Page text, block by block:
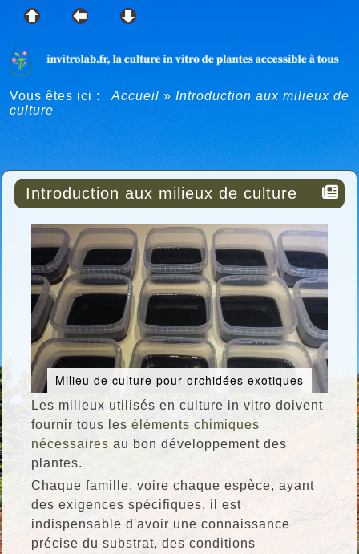
Vous êtes ici : Accueil » Introduction aux milieux de
culture
Introduction aux milieux de culture
Milieu de culture pour orchidées exotiques
Les milieux utilisés en culture in vitro doivent
fournir tous les éléments chimiques
nécessaires au bon développement des
plantes.
Chaque famille, voire chaque espèce, ayant
des exigences spécifiques, il est
indispensable d'avoir une connaissance
précise du substrat, des conditions